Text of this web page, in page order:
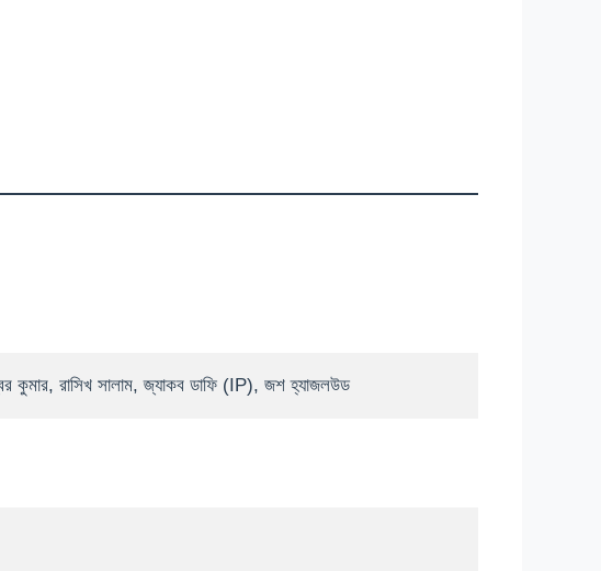
কুমার, রাসিখ সালাম, জ্যাকব ডাফি (IP), জশ হ্যাজলউড